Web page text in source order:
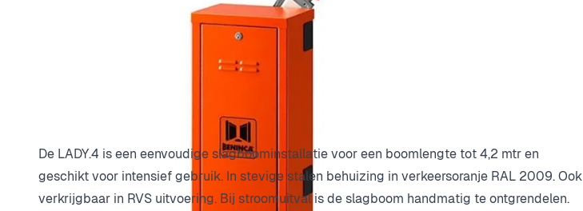
De LADY.4 is een eenvoudige slagboominstallatie voor een boomlengte tot 4,2 mtr en
geschikt voor intensief gebruik. In stevige stalen behuizing in verkeersoranje RAL 2009. Ook
verkrijgbaar in RVS uitvoering. Bij stroomuitval is de slagboom handmatig te ontgrendelen.